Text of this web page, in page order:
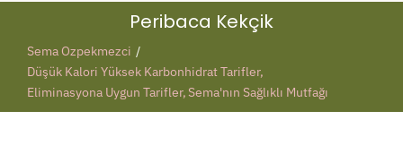
Navigation
PROGRAMLAR & EĞİTİMLER
KAYIT & ÖDEME
Peribaca Kekçik
Sema Ozpekmezci
Düşük Kalori Yüksek Karbonhidrat Tarifler
Eliminasyona Uygun Tarifler Sema'nın Sağlıklı Mutfağı